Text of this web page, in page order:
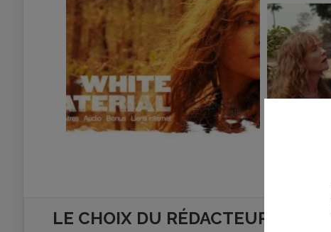
LE CHOIX DU RÉDACTEUR